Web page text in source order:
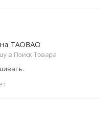
TAOBAO
в Поиск Товара